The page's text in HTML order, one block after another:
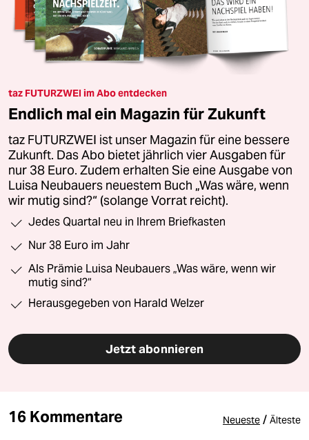
taz FUTURZWEI im Abo entdecken
Endlich mal ein Magazin für Zukunft
taz FUTURZWEI ist unser Magazin für eine bessere
Zukunft. Das Abo bietet jährlich vier Ausgaben für
nur 38 Euro. Zudem erhalten Sie eine Ausgabe von
Luisa Neubauers neuestem Buch „Was wäre, wenn
wir mutig sind?“ (solange Vorrat reicht).
Jedes Quartal neu in Ihrem Briefkasten
Nur 38 Euro im Jahr
Als Prämie Luisa Neubauers „Was wäre, wenn wir
mutig sind?“
Herausgegeben von Harald Welzer
Jetzt abonnieren
16 Kommentare Neueste / Älteste